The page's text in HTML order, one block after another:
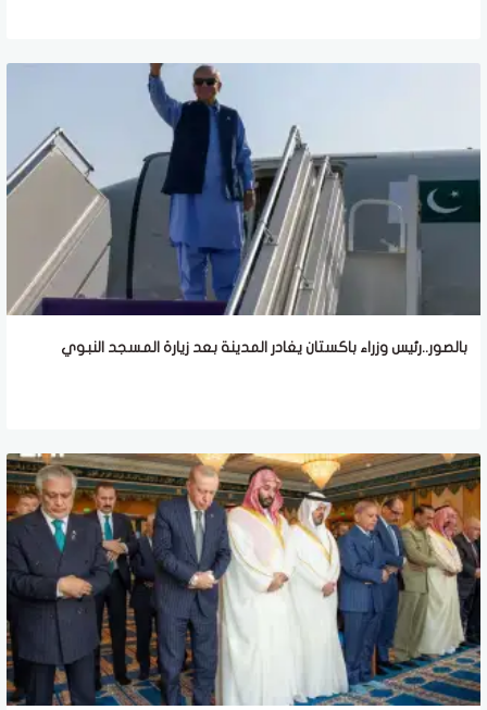
بالصور..رئيس وزراء باكستان يغادر المدينة بعد زيارة المسجد النبوي